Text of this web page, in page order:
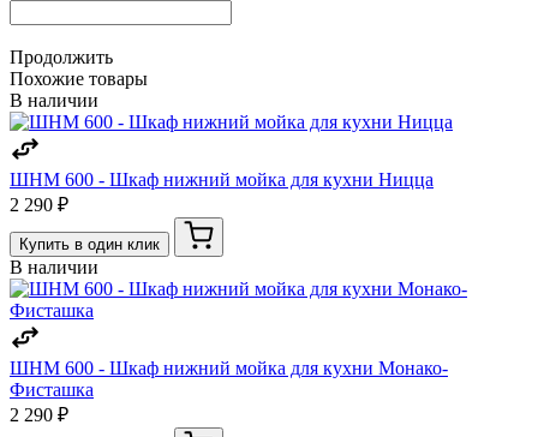
Продолжить
Похожие товары
В наличии
ШНМ 600 - Шкаф нижний мойка для кухни Ницца
2 290 ₽
Купить в один клик
В наличии
ШНМ 600 - Шкаф нижний мойка для кухни Монако-
Фисташка
2 290 ₽